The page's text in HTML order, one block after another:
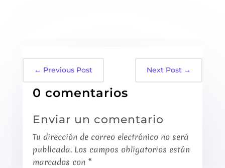
← Previous Post Next Post →
0 comentarios
Enviar un comentario
Tu dirección de correo electrónico no será
publicada. Los campos obligatorios están
marcados con *